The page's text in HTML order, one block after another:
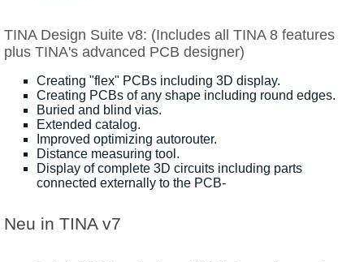
TINA Design Suite v8: (Includes all TINA 8 features
plus TINA's advanced PCB designer)
Creating "flex" PCBs including 3D display.
Creating PCBs of any shape including round edges.
Buried and blind vias.
Extended catalog.
Improved optimizing autorouter.
Distance measuring tool.
Display of complete 3D circuits including parts
connected externally to the PCB-
Neu in TINA v7